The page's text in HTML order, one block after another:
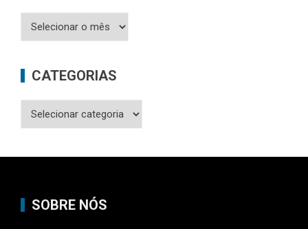
Arquivos
CATEGORIAS
Categorias
SOBRE NÓS